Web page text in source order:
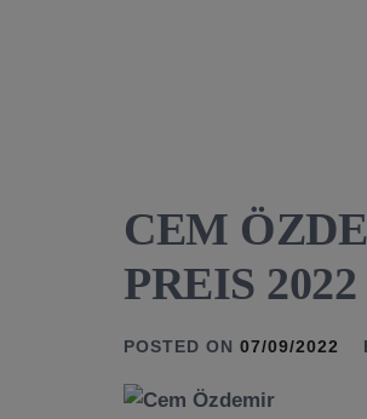
CEM
PREIS 2022
POSTED ON 07/09/2022